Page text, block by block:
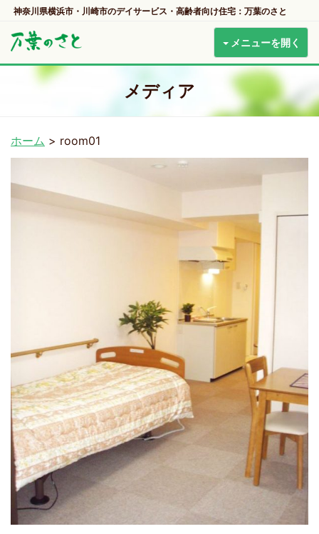
神奈川県横浜市・川崎市のデイサービス・高齢者向け住宅：万葉のさと
メニューを開く
メディア
ホーム > room01